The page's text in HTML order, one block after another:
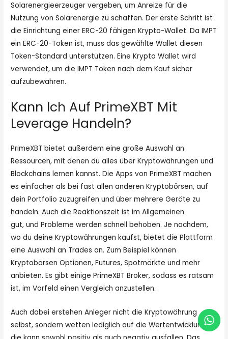
Solarenergieerzeuger vergeben, um Anreize für die
Nutzung von Solarenergie zu schaffen. Der erste Schritt ist
die Einrichtung einer ERC-20 fähigen Krypto-Wallet. Da IMPT
ein ERC-20-Token ist, muss das gewählte Wallet diesen
Token-Standard unterstützen. Eine Krypto Wallet wird
verwendet, um die IMPT Token nach dem Kauf sicher
aufzubewahren.
Kann Ich Auf PrimeXBT Mit
Leverage Handeln?
PrimeXBT bietet außerdem eine große Auswahl an
Ressourcen, mit denen du alles über Kryptowährungen und
Blockchains lernen kannst. Die Apps von PrimeXBT machen
es einfacher als bei fast allen anderen Kryptobörsen, auf
dein Portfolio zuzugreifen und über mehrere Geräte zu
handeln. Auch die Reaktionszeit ist im Allgemeinen
gut, und Probleme werden schnell behoben. Je nachdem,
wo du deine Kryptowährungen kaufst, bietet die Plattform
eine Auswahl an Trades an. Zum Beispiel können
Kryptobörsen Optionen, Futures, Spotmärkte und mehr
anbieten. Es gibt einige PrimeXBT Broker, sodass es ratsam
ist, im Vorfeld einen Vergleich anzustellen.
Auch dabei erstehen Anleger nicht die Kryptowährung
selbst, sondern wetten lediglich auf die Wertentwicklung –